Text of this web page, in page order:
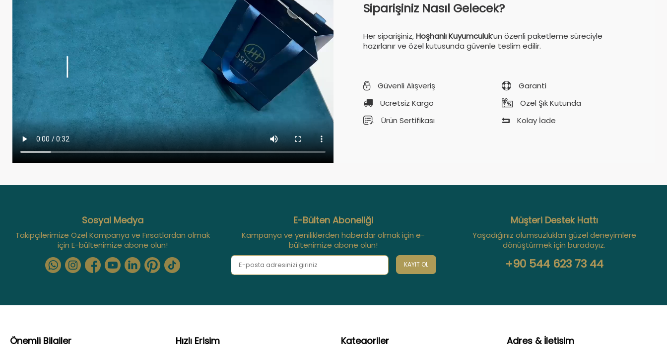
Siparişiniz Nasıl Gelecek?
Her siparişiniz,Hoşhanlı Kuyumculuk’un özenli paketleme süreciyle
hazırlanır ve özel kutusunda güvenle teslim edilir.
Güvenli Alışveriş
Garanti
Ücretsiz Kargo
Özel Şık Kutunda
Ürün Sertifikası
Kolay İade
Sosyal Medya
Takipçilerimize Özel Kampanya ve Fırsatlardan olmak
için E-bültenimize abone olun!
E-Bülten Aboneliği
Kampanya ve yeniliklerden haberdar olmak için e-
bültenimize abone olun!
KAYIT OL
Müşteri Destek Hattı
Yaşadığınız olumsuzlukları güzel deneyimlere
dönüştürmek için buradayız.
+90 544 623 73 44
Önemli Bilgiler Hızlı Erişim Kategoriler Adres & İletişim